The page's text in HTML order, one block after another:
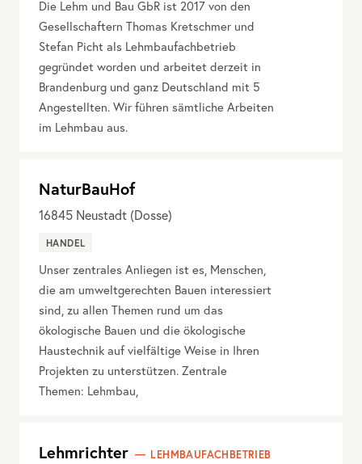
Die Lehm und Bau GbR ist 2017 von den
Gesellschaftern Thomas Kretschmer und
Stefan Picht als Lehmbaufachbetrieb
gegründet worden und arbeitet derzeit in
Brandenburg und ganz Deutschland mit 5
Angestellten. Wir führen sämtliche Arbeiten
im Lehmbau aus.
NaturBauHof
16845 Neustadt (Dosse)
HANDEL
Unser zentrales Anliegen ist es, Menschen,
die am umweltgerechten Bauen interessiert
sind, zu allen Themen rund um das
ökologische Bauen und die ökologische
Haustechnik auf vielfältige Weise in Ihren
Projekten zu unterstützen. Zentrale
Themen: Lehmbau,
Lehmrichter LEHMBAUFACHBETRIEB